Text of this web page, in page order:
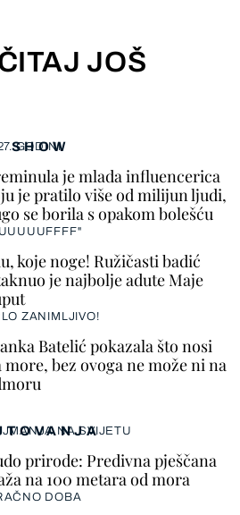
JOŠ
SHOW
GODINI
je mlada influencerica
je pratilo više od milijun ljudi,
se borila s opakom bolešću
koje noge! Ružičasti badić
je najbolje adute Maje
ZANIMLJIVO!
Batelić pokazala što nosi
more, bez ovoga ne može ni na
NA SVIJETU
prirode: Predivna pješčana
na 100 metara od mora
DOBA